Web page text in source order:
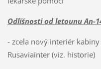
Odlišnosti od letounu An-
- zcela nový interiér
Rusaviainter (viz. historie)